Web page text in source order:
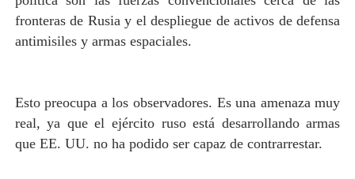
fronteras de Rusia y el despliegue de activos de defensa
antimisiles y armas espaciales.
Esto preocupa a los observadores. Es una amenaza muy
real, ya que el ejército ruso está desarrollando armas
que EE. UU. no ha podido ser capaz de contrarrestar.